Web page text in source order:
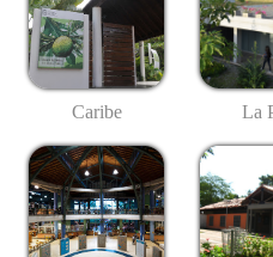
Caribe La